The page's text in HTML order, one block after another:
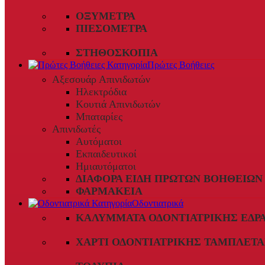
ΟΞΎΜΕΤΡΑ
ΠΙΕΣΌΜΕΤΡΑ
ΣΤΗΘΟΣΚΌΠΙΑ
Πρώτες Βοήθειες
Αξεσουάρ Απινιδωτών
Ηλεκτρόδια
Κουτιά Απινιδωτών
Μπαταρίες
Απινιδωτές
Αυτόματοι
Εκπαιδευτικοί
Ημιαυτόματοι
ΔΙΆΦΟΡΑ ΕΊΔΗ ΠΡΏΤΩΝ ΒΟΗΘΕΙΏΝ
ΦΑΡΜΑΚΕΊΑ
Οδοντιατρικά
ΚΑΛΎΜΜΑΤΑ ΟΔΟΝΤΙΑΤΡΙΚΉΣ
ΧΑΡΤΊ ΟΔΟΝΤΙΑΤΡΙΚΉΣ